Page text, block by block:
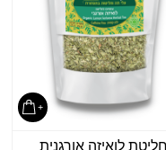
חליטת לואיזה אורגנית